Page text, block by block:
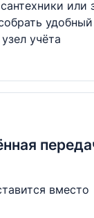
или
учёта
вместо